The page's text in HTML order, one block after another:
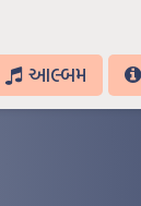
આલ્બમ